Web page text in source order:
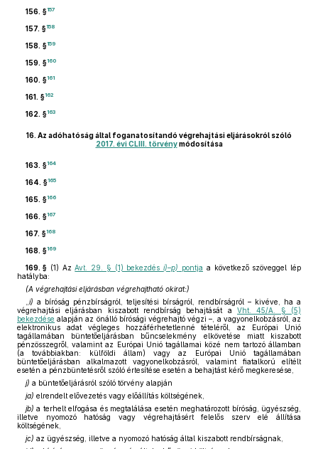
156. §157
157. §158
158. §159
159. §160
160. §161
161. §162
162. §163
16. Az adóhatóság által foganatosítandó végrehajtási eljárásokról szóló
2017. évi CLIII. törvénymódosítása
163. §164
164. §165
165. §166
166. §167
167. §168
168. §169
169. § (1) AzAvt. 29. § (1) bekezdési)–p) pontja a következő szöveggel lép
hatályba:
(A végrehajtási eljárásban végrehajtható okirat:)
i) a bíróság pénzbírságról, teljesítési bírságról, rendbírságról – kivéve, ha a
végrehajtási eljárásban kiszabott rendbírság behajtását a Vht. 45/A. § (5)
bekezdése alapján az önálló bírósági végrehajtó végzi –, a vagyonelkobzásról, az
elektronikus adat végleges hozzáférhetetlenné tételéről, az Európai Unió
tagállamában büntetőeljárásban bűncselekmény elkövetése miatt kiszabott
pénzösszegről, valamint az Európai Unió tagállamai közé nem tartozó államban
(a továbbiakban: külföldi állam) vagy az Európai Unió tagállamában
büntetőeljárásban alkalmazott vagyonelkobzásról, valamint fiatalkorú elítélt
esetén a pénzbüntetésről szóló értesítése esetén a behajtást kérő megkeresése,
j) a büntetőeljárásról szóló törvény alapján
ja) elrendelt elővezetés vagy előállítás költségének,
jb) a terhelt elfogása és megtalálása esetén meghatározott bíróság, ügyészség,
illetve nyomozó hatóság vagy végrehajtásért felelős szerv elé állítása
költségének,
jc) az ügyészség, illetve a nyomozó hatóság által kiszabott rendbírságnak,